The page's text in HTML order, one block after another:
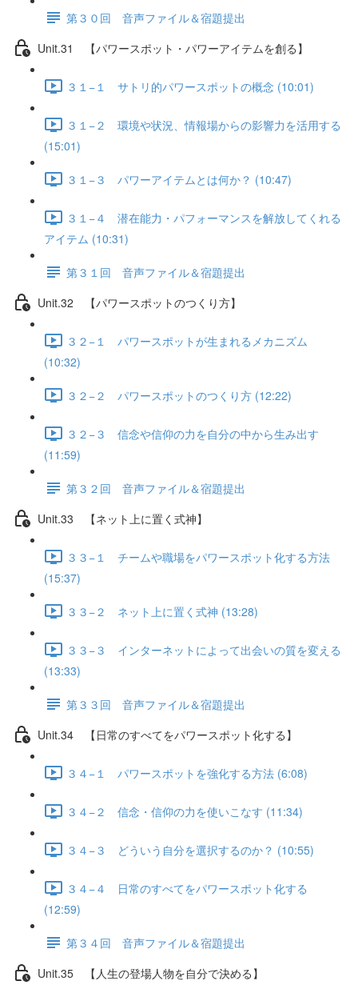
第３０回 音声ファイル＆宿題提出
Unit.31 【パワースポット・パワーアイテムを創る】
３１−１ サトリ的パワースポットの概念 (10:01)
３１−２ 環境や状況、情報場からの影響力を活用する
(15:01)
３１−３ パワーアイテムとは何か？ (10:47)
３１−４ 潜在能力・パフォーマンスを解放してくれる
アイテム (10:31)
第３１回 音声ファイル＆宿題提出
Unit.32 【パワースポットのつくり方】
３２−１ パワースポットが生まれるメカニズム
(10:32)
３２−２ パワースポットのつくり方 (12:22)
３２−３ 信念や信仰の力を自分の中から生み出す
(11:59)
第３２回 音声ファイル＆宿題提出
Unit.33 【ネット上に置く式神】
３３−１ チームや職場をパワースポット化する方法
(15:37)
３３−２ ネット上に置く式神 (13:28)
３３−３ インターネットによって出会いの質を変える
(13:33)
第３３回 音声ファイル＆宿題提出
Unit.34 【日常のすべてをパワースポット化する】
３４−１ パワースポットを強化する方法 (6:08)
３４−２ 信念・信仰の力を使いこなす (11:34)
３４−３ どういう自分を選択するのか？ (10:55)
３４−４ 日常のすべてをパワースポット化する
(12:59)
第３４回 音声ファイル＆宿題提出
Unit.35 【人生の登場人物を自分で決める】